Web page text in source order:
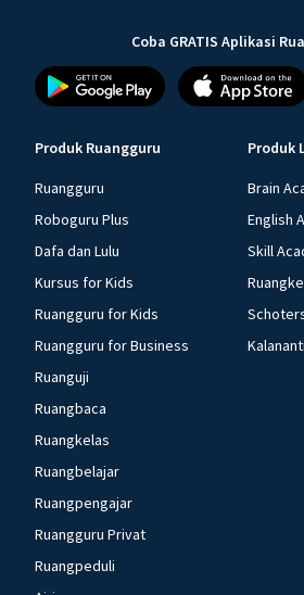
Coba GRATIS Aplikasi
Produk Ruangguru
Ruangguru
Roboguru Plus
Dafa dan Lulu
Kursus for Kids
Ruangguru for Kids
Ruangguru for Business
Ruanguji
Ruangbaca
Ruangkelas
Ruangbelajar
Ruangpengajar
Ruangguru Privat
Ruangpeduli
Produk
Brain
English
Skill
Kalananti